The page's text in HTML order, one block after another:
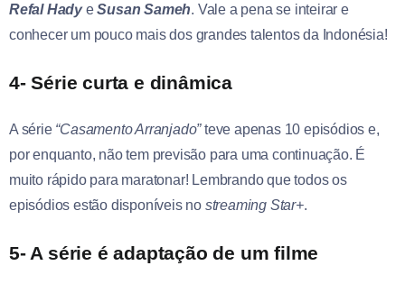
Refal HadyeSusan Sameh. Vale a pena se inteirar e
conhecer um pouco mais dos grandes talentos da Indonésia!
4- Série curta e dinâmica
A série “Casamento Arranjado”teve apenas 10 episódios e,
por enquanto, não tem previsão para uma continuação. É
muito rápido para maratonar! Lembrando que todos os
episódios estão disponíveis no streaming Star+.
5- A série é adaptação de um filme